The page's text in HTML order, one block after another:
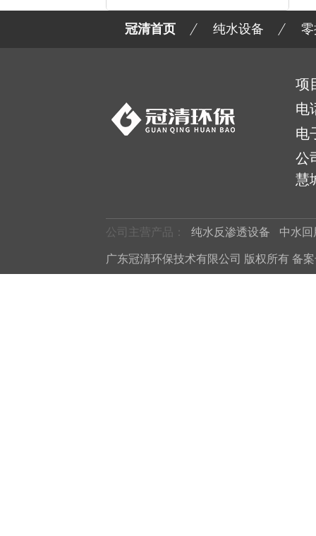
冠清首页 纯水设备
项
电
电
公
慧
公司主营产品： 纯水反渗透设备 中水回
广东冠清环保技术有限公司 版权所有 备